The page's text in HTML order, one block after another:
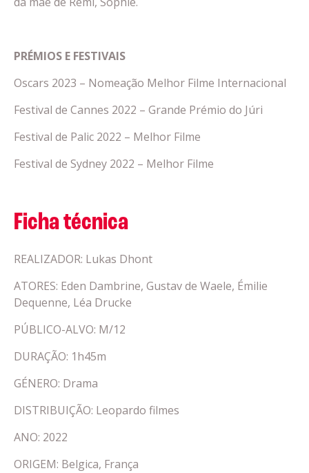
PRÉMIOS E FESTIVAIS
Oscars 2023 – Nomeação Melhor Filme Internacional
Festival de Cannes 2022 – Grande Prémio do Júri
Festival de Palic 2022 – Melhor Filme
Festival de Sydney 2022 – Melhor Filme
Ficha técnica
REALIZADOR: Lukas Dhont
ATORES: Eden Dambrine, Gustav de Waele, Émilie
Dequenne, Léa Drucke
PÚBLICO-ALVO: M/12
DURAÇÃO: 1h45m
GÉNERO: Drama
DISTRIBUIÇÃO: Leopardo filmes
ANO: 2022
ORIGEM: Belgica, França